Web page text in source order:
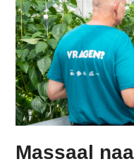
Massaal